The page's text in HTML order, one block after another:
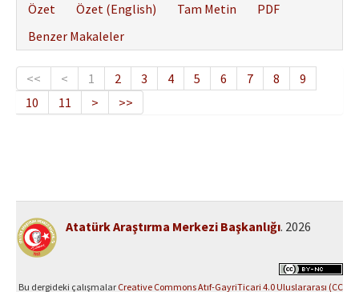
Özet
Özet (English) Tam Metin
PDF
Benzer Makaleler
<< < 1 2 3 4 5 6 7 8
9
10
11 > >>
Atatürk Araştırma Merkezi Başkanlığı. 2026
Bu dergideki çalışmalar Creative Commons Atıf-GayriTicari 4.0 Uluslararası (CC